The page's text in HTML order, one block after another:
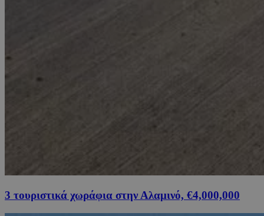
3 τουριστικά χωράφια στην Αλαμινό, €4,000,000